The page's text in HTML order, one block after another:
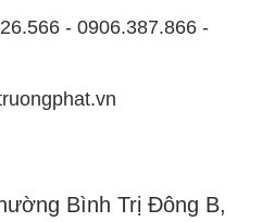
- 0906.387.866 -
Bình Trị Đông B,